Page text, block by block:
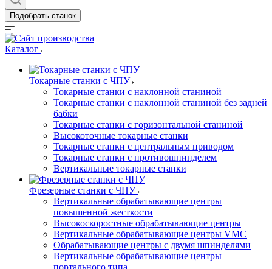
Подобрать станок
Каталог
Токарные станки с ЧПУ
Токарные станки с наклонной станиной
Токарные станки с наклонной станиной без задней
бабки
Токарные станки с горизонтальной станиной
Высокоточные токарные станки
Токарные станки с центральным приводом
Токарные станки с противошпинделем
Вертикальные токарные станки
Фрезерные станки с ЧПУ
Вертикальные обрабатывающие центры
повышенной жесткости
Высокоскоростные обрабатывающие центры
Вертикальные обрабатывающие центры VMC
Обрабатывающие центры с двумя шпинделями
Вертикальные обрабатывающие центры